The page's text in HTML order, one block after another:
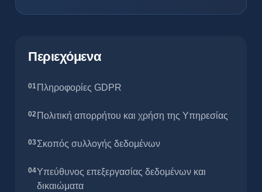
Περιεχόμενα
Πληροφορίες GDPR
Πολιτική απορρήτου και χρήση της Υπηρεσίας
Σκοπός συλλογής δεδομένων
Υπεύθυνος επεξεργασίας δεδομένων και
δικαιώματα